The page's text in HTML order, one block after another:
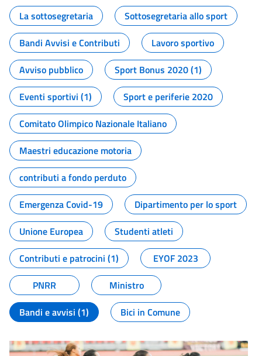
La sottosegretaria
Sottosegretaria allo sport
Bandi Avvisi e Contributi
Lavoro sportivo
Avviso pubblico
Sport Bonus 2020 (1)
Eventi sportivi (1)
Sport e periferie 2020
Comitato Olimpico Nazionale Italiano
Maestri educazione motoria
contributi a fondo perduto
Emergenza Covid-19
Dipartimento per lo sport
Unione Europea
Studenti atleti
Contributi e patrocini (1)
EYOF 2023
PNRR
Ministro
Bandi e avvisi (1)
Bici in Comune